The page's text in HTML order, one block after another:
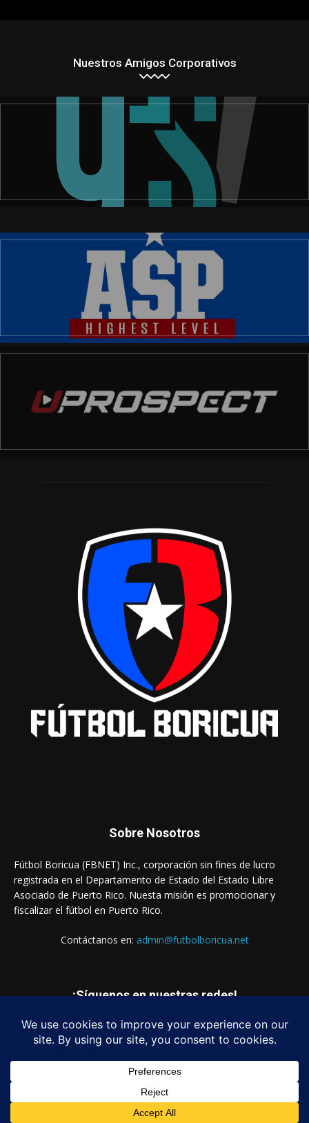
Nuestros Amigos Corporativos
Sobre Nosotros
Fútbol Boricua (FBNET) Inc., corporación sin fines de lucro
registrada en el Departamento de Estado del Estado Libre
Asociado de Puerto Rico. Nuesta misión es promocionar y
fiscalizar el fútbol en Puerto Rico.
Contáctanos en: admin@futbolboricua.net
¡Síguenos en nuestras redes!
© Copyright 2023 - Fútbol Boricua (FBNET) Inc.